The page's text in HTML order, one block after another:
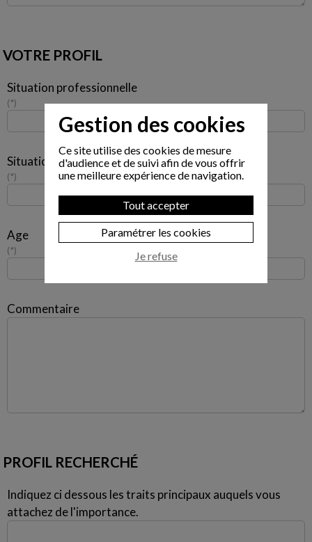
VOTRE PROFIL
Situation professionnelle
*
Situation familiale
*
Age
*
Commentaire
PROFIL RECHERCHÉ
Indiquez ci dessous les traits principaux auquels vous
attachez de l'importance.
Gestion des cookies
Ce site utilise des cookies de mesure
d'audience et de suivi afin de vous offrir
une meilleure expérience de navigation.
Tout accepter
Paramétrer les cookies
Je refuse